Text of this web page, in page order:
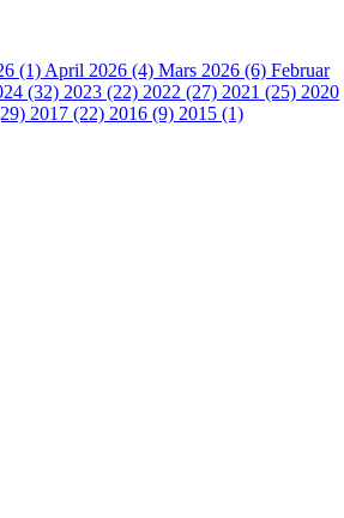
(1) April 2026 (4) Mars 2026 (6) Februar
(32) 2023 (22) 2022 (27) 2021 (25) 2020
2017 (22) 2016 (9) 2015 (1)